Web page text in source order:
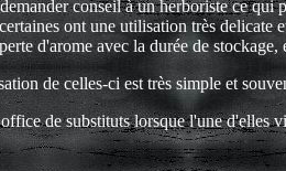
conseil à un herboriste ce
ont une utilisation très
d'arome avec la durée de stockage,
de celles-ci est très simple et
de substituts lorsque l'une d'elles